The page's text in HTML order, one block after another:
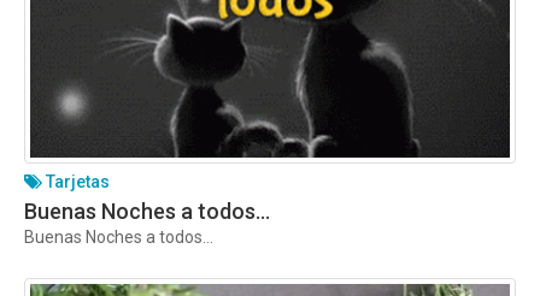
Tarjetas
Buenas Noches a todos…
Buenas Noches a todos…